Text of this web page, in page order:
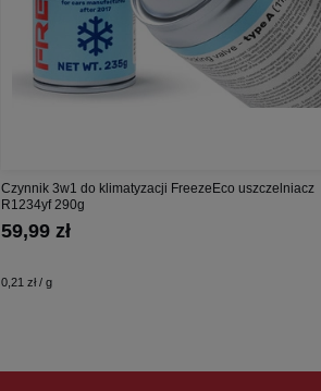
Czynnik 3w1 do klimatyzacji FreezeEco uszczelniacz
R1234yf 290g
59,99 zł
0,21 zł / g